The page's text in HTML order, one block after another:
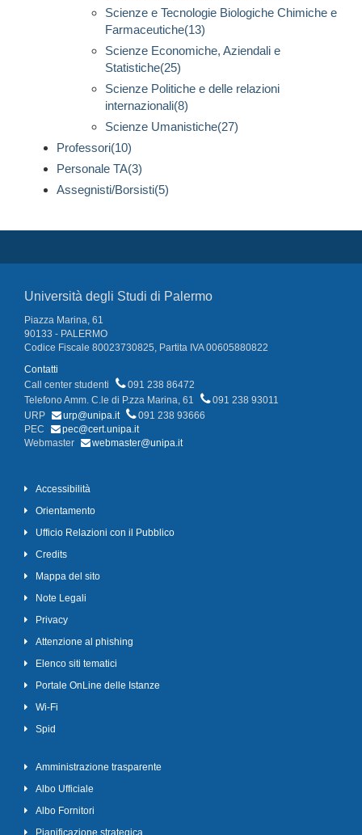
Scienze e Tecnologie Biologiche Chimiche e
Farmaceutiche(13)
Scienze Economiche, Aziendali e
Statistiche(25)
Scienze Politiche e delle relazioni
internazionali(8)
Scienze Umanistiche(27)
Professori(10)
Personale TA(3)
Assegnisti/Borsisti(5)
Università degli Studi di Palermo
Piazza Marina, 61
90133 - PALERMO
Codice Fiscale 80023730825, Partita IVA 00605880822
Contatti
Call center studenti
091 238 86472
Telefono Amm. C.le di P.zza Marina, 61
091 238 93011
URP
urp@unipa.it
091 238 93666
PEC
pec@cert.unipa.it
Webmaster
webmaster@unipa.it
Accessibilità
Orientamento
Ufficio Relazioni con il Pubblico
Credits
Mappa del sito
Note Legali
Privacy
Attenzione al phishing
Elenco siti tematici
Portale OnLine delle Istanze
Wi-Fi
Spid
Amministrazione trasparente
Albo Ufficiale
Albo Fornitori